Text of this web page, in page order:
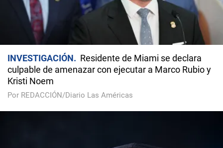
INVESTIGACIÓN
Residente de Miami se declara
culpable de amenazar con ejecutar a Marco Rubio y
Kristi Noem
Por REDACCIÓN/Diario Las Américas